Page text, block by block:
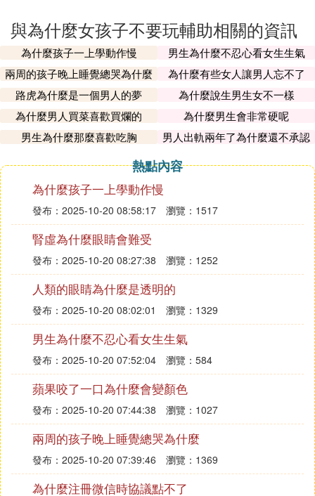
與為什麼女孩子不要玩輔助相關的資訊
為什麼孩子一上學動作慢
男生為什麼不忍心看女生生氣
兩周的孩子晚上睡覺總哭為什麼
為什麼有些女人讓男人忘不了
路虎為什麼是一個男人的夢
為什麼說生男生女不一樣
為什麼男人買菜喜歡買爛的
為什麼男生會非常硬呢
男生為什麼那麼喜歡吃胸
男人出軌兩年了為什麼還不承認
熱點內容
為什麼孩子一上學動作慢
發布：2025-10-20 08:58:17 瀏覽：1517
腎虛為什麼眼睛會難受
發布：2025-10-20 08:27:38 瀏覽：1252
人類的眼睛為什麼是透明的
發布：2025-10-20 08:02:01 瀏覽：1329
男生為什麼不忍心看女生生氣
發布：2025-10-20 07:52:04 瀏覽：584
蘋果咬了一口為什麼會變顏色
發布：2025-10-20 07:44:38 瀏覽：1027
兩周的孩子晚上睡覺總哭為什麼
發布：2025-10-20 07:39:46 瀏覽：1369
為什麼注冊微信時協議點不了